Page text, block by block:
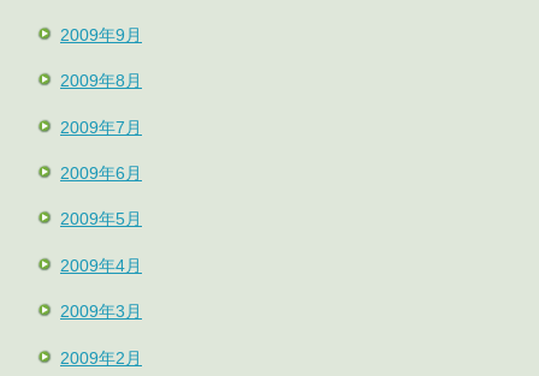
2009年9月
2009年8月
2009年7月
2009年6月
2009年5月
2009年4月
2009年3月
2009年2月